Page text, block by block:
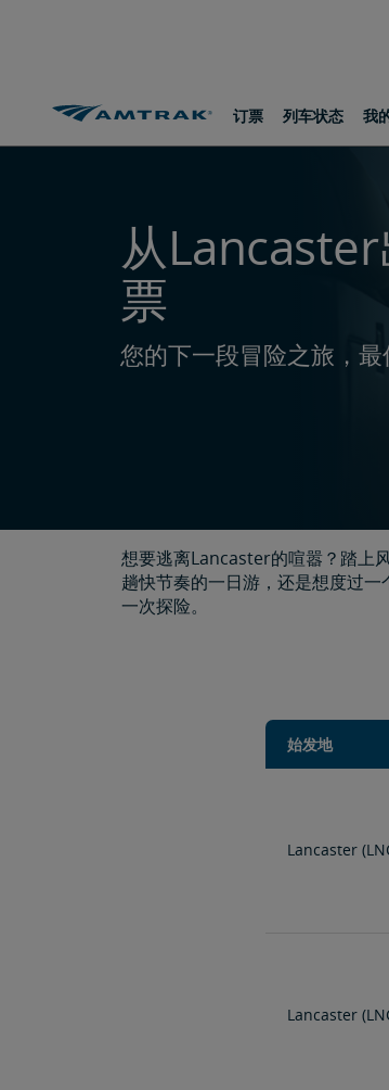
订票
列车状态 我
从
票
您的下一段冒险之旅，
想要逃离Lancaster的喧嚣？踏上
趟快节奏的一日游，还是想度过
一次探险。
始发地
Lancaster
Lancaster